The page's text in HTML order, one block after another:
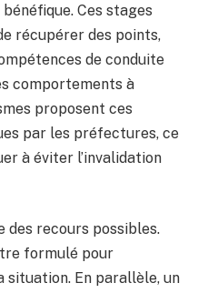
Ces stages
récupérer des points,
de conduite
comportements à
proposent ces
par les préfectures, ce
à éviter l’invalidation
des recours possibles.
formulé pour
situation. En parallèle, un